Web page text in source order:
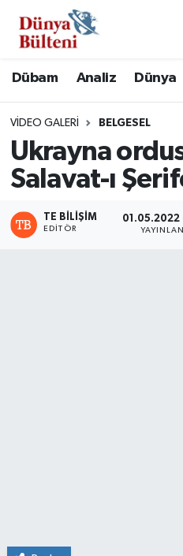
Dübam Analiz Dünya
VIDEO GALERI BELGESEL
Ukrayna
Salavat-ı
TE BILIŞIM
EDITÖR
01.05.2022
Hava Durumu
Trafik Durumu
Süper Lig Puan